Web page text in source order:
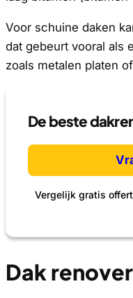
Voor schuine daken
dat gebeurt vooral als
zoals metalen platen
De beste
Vergelijk gratis
Dak